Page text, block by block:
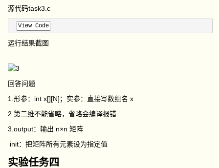
源代码task3.c
View Code
运行结果截图
回答问题
1.形参： int x[][N]；实参：直接写数组名x
2.第二维不能省略，省略会编译报错
3.output：输出 n×n 矩阵
init：把矩阵所有元素设为指定值
实验任务四